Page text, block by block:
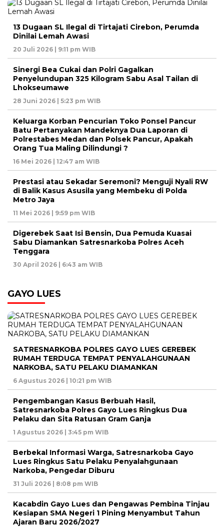
13 Dugaan SL Ilegal di Tirtajati Cirebon, Perumda
Dinilai Lemah Awasi
20 Juli 2026 | 9:11 pm WIB
Sinergi Bea Cukai dan Polri Gagalkan
Penyelundupan 325 Kilogram Sabu Asal Tailan di
Lhokseumawe
28 Juni 2026 | 5:23 pm WIB
Keluarga Korban Pencurian Toko Ponsel Pancur
Batu Pertanyakan Mandeknya Dua Laporan di
Polrestabes Medan dan Polsek Pancur, Apakah
Orang Tua Maling Dilindungi ?
16 Mei 2026 | 12:47 am WIB
Prestasi atau Sekadar Seremoni? Menguji Nyali RW
di Balik Kasus Asusila yang Membeku di Polda
Metro Jaya
11 Mei 2026 | 9:59 pm WIB
Digerebek Saat Isi Bensin, Dua Pemuda Kuasai
Sabu Diamankan Satresnarkoba Polres Aceh
Tenggara
30 April 2026 | 6:43 am WIB
GAYO LUES
SATRESNARKOBA POLRES GAYO LUES GEREBEK
RUMAH TERDUGA TEMPAT PENYALAHGUNAAN
NARKOBA, SATU PELAKU DIAMANKAN
6 Agustus 2026 | 10:21 pm WIB
Pengembangan Kasus Berbuah Hasil,
Satresnarkoba Polres Gayo Lues Ringkus Dua
Pelaku dan Sita Ratusan Gram Ganja
1 Agustus 2026 | 3:45 pm WIB
Berbekal Informasi Warga, Satresnarkoba Gayo
Lues Ringkus Satu Pelaku Penyalahgunaan
Narkoba, Pengedar Diburu
31 Juli 2026 | 8:08 pm WIB
Kacabdin Gayo Lues dan Pengawas Pembina Tinjau
Kesiapan SMA Negeri 1 Pining Menyambut Tahun
Ajaran Baru 2026/2027